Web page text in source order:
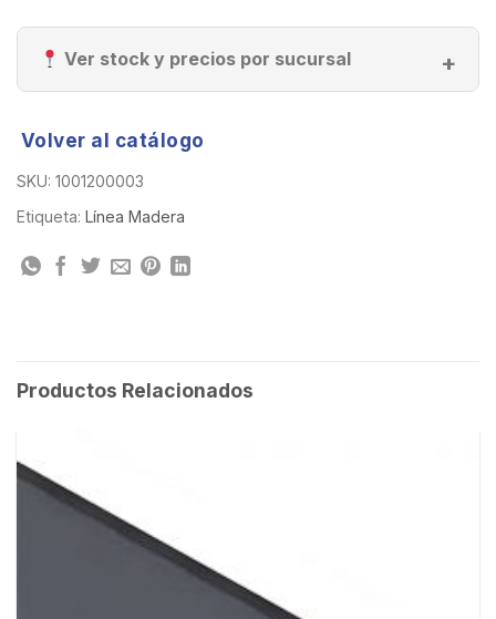
Ver stock y precios por sucursal
Volver al catálogo
SKU: 1001200003
Etiqueta: Línea Madera
Productos Relacionados